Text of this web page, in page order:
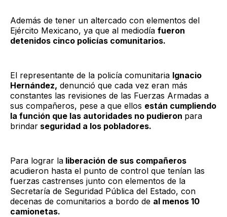
Además de tener un altercado con elementos del
Ejército Mexicano, ya que al mediodía fueron
detenidos cinco policías comunitarios.
El representante de la policía comunitaria Ignacio
Hernández, denunció que cada vez eran más
constantes las revisiones de las Fuerzas Armadas a
sus compañeros, pese a que ellos están cumpliendo
la función que las autoridades no pudieron para
brindar seguridad a los pobladores.
Para lograr la liberación de sus compañeros
acudieron hasta el punto de control que tenían las
fuerzas castrenses junto con elementos de la
Secretaría de Seguridad Pública del Estado, con
decenas de comunitarios a bordo de al menos 10
camionetas.